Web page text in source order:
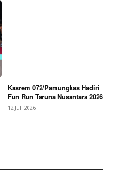
Kasrem 072/Pamungkas Hadiri
Fun Run Taruna Nusantara 2026
12 Juli 2026